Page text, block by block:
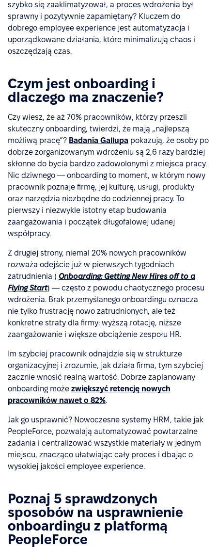
szybko się zaaklimatyzował, a proces wdrożenia był
sprawny i pozytywnie zapamiętany? Kluczem do
dobrego employee experience jest automatyzacja i
uporządkowane działania, które minimalizują chaos i
oszczędzają czas.
Czym jest onboarding i
dlaczego ma znaczenie?
Czy wiesz, że aż 70% pracowników, którzy przeszli
skuteczny onboarding, twierdzi, że mają „najlepszą
możliwą pracę”? Badania Gallupa pokazują, że osoby po
dobrze zorganizowanym wdrożeniu są 2,6 razy bardziej
skłonne do bycia bardzo zadowolonymi z miejsca pracy.
Nic dziwnego — onboarding to moment, w którym nowy
pracownik poznaje firmę, jej kulturę, usługi, produkty
oraz narzędzia niezbędne do codziennej pracy. To
pierwszy i niezwykle istotny etap budowania
zaangażowania i początek długofalowej udanej
współpracy.
Z drugiej strony, niemal 20% nowych pracowników
rozważa odejście już w pierwszych tygodniach
zatrudnienia ( Onboarding: Getting New Hires off to a
Flying Start) — często z powodu chaotycznego procesu
wdrożenia. Brak przemyślanego onboardingu oznacza
nie tylko frustrację nowo zatrudnionych, ale też
konkretne straty dla firmy: wyższą rotację, niższe
zaangażowanie i większe obciążenie zespołu HR.
Im szybciej pracownik odnajdzie się w strukturze
organizacyjnej i zrozumie, jak działa firma, tym szybciej
zacznie wnosić realną wartość. Dobrze zaplanowany
onboarding może zwiększyć retencję nowych
pracowników nawet o 82%.
Jak go usprawnić? Nowoczesne systemy HRM, takie jak
PeopleForce, pozwalają automatyzować powtarzalne
zadania i centralizować wszystkie materiały w jednym
miejscu, znacząco ułatwiając cały proces i dbając o
wysokiej jakości employee experience.
Poznaj 5 sprawdzonych
sposobów na usprawnienie
onboardingu z platformą
PeopleForce